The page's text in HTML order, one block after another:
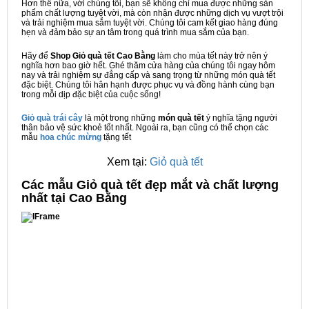
Hơn thế nữa, với chúng tôi, bạn sẽ không chỉ mua được những sản
phẩm chất lượng tuyệt vời, mà còn nhận được những dịch vụ vượt trội
và trải nghiệm mua sắm tuyệt vời. Chúng tôi cam kết giao hàng đúng
hẹn và đảm bảo sự an tâm trong quá trình mua sắm của bạn.
Hãy để Shop Giỏ quà tết Cao Bằng làm cho mùa tết này trở nên ý
nghĩa hơn bao giờ hết. Ghé thăm cửa hàng của chúng tôi ngay hôm
nay và trải nghiệm sự đẳng cấp và sang trọng từ những món quà tết
đặc biệt. Chúng tôi hân hạnh được phục vụ và đồng hành cùng bạn
trong mỗi dịp đặc biệt của cuộc sống!
Giỏ quà trái cây là một trong những món quà tết ý nghĩa tặng người
thân bảo vệ sức khoẻ tốt nhất. Ngoài ra, bạn cũng có thể chọn các
mẫu hoa chúc mừng tặng tết
Xem tại: Giỏ quà tết
Các mẫu Giỏ quà tết đẹp mắt và chất lượng
nhất tại Cao Bằng